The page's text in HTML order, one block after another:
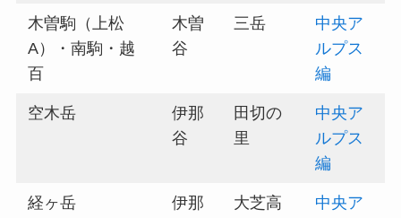
木曽駒（上松
A）・南駒・越
百
木曽
谷
三岳
中央ア
ルプス
編
空木岳
伊那
谷
田切の
里
中央ア
ルプス
編
経ヶ岳
伊那
大芝高
中央ア